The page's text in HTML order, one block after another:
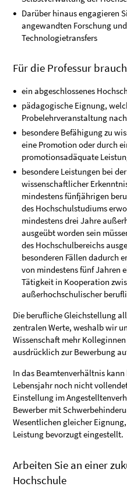
Darüber hinaus engagieren
angewandten Forschung
Technologietransfers
Für die Professur
ein abgeschlossenes
pädagogische Eignung,
Probelehrveranstaltung
besondere Befähigung zu
eine Promotion oder durch
promotionsadäquate
besondere Leistungen bei
wissenschaftlicher
mindestens fünfjährigen
des Hochschulstudiums
mindestens drei Jahre
ausgeübt worden sein
des Hochschulbereichs
besonderen Fällen dadurch
von mindestens fünf Jahren
Tätigkeit in Kooperation
außerhochschulischer
Die berufliche Gleichstellung
zentralen Werte, weshalb wir
Wissenschaft mehr
ausdrücklich zur Bewerbung
In das Beamtenverhältnis
Lebensjahr noch nicht
Einstellung im
Bewerber mit
Wesentlichen gleicher
Leistung bevorzugt eingestellt.
Arbeiten Sie an einer
Hochschule